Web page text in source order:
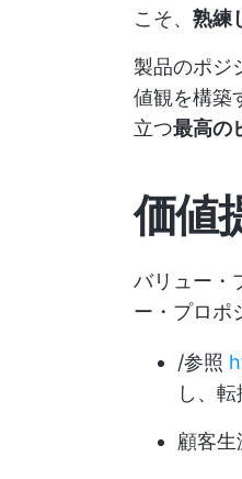
こそ、 熟練
製品のポジ
値観を構築
立つ最高の
価値
バリュー・
ー・プロポ
/参照
し、
顧客生